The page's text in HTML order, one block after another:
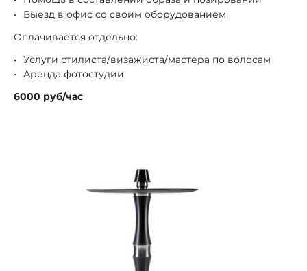
Выезд в офис со своим оборудованием
Оплачивается отдельно:
Услуги стилиста/визажиста/мастера по волосам
Аренда фотостудии
6000 руб/час